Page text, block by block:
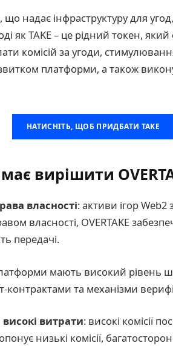
надає інфраструктуру для
як TAKE – це рідний токен,
комісій за угоди,
платформи, а також
НАТИСНІТЬ, ЩОБ ПРИДБАТИ TAKE
вирішити
власності: активи ігор
власності, OVERTAKE
передачі.
мають високий рівень
контрактами та механізми
витрати: високі комісії
низькі комісії,